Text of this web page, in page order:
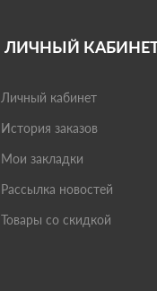
ЛИЧНЫЙ
Личный кабинет
История заказов
Мои закладки
Рассылка новостей
Товары со скидкой